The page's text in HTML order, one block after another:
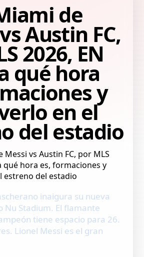
de
Austin FC,
2026, EN
qué hora
y
en el
del estadio
inaigura su nueva
Nu Stadium. El flamante
tiene espacio para 26.
Lionel Messi es el gran